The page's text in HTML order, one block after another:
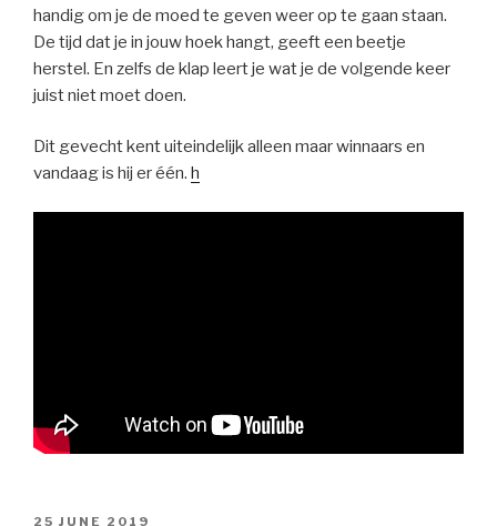
handig om je de moed te geven weer op te gaan staan.
De tijd dat je in jouw hoek hangt, geeft een beetje
herstel. En zelfs de klap leert je wat je de volgende keer
juist niet moet doen.
Dit gevecht kent uiteindelijk alleen maar winnaars en
vandaag is hij er één. h
POSTED
25 JUNE 2019